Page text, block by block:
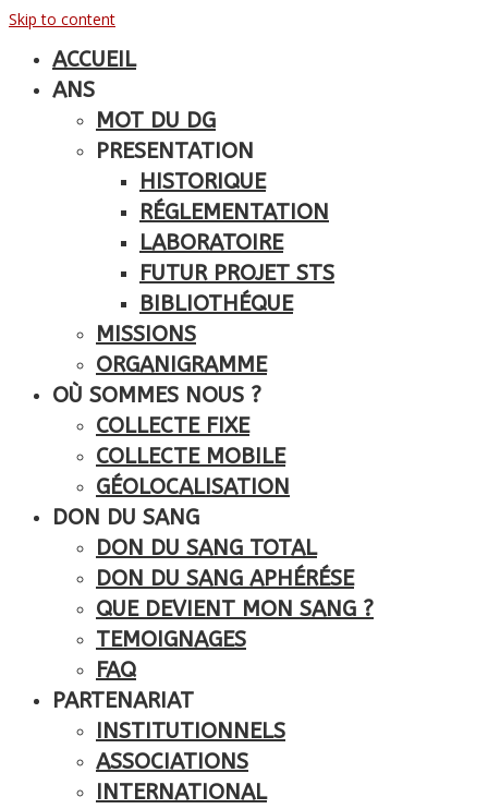
Skip to content
ACCUEIL
ANS
MOT DU DG
PRESENTATION
HISTORIQUE
RÉGLEMENTATION
LABORATOIRE
FUTUR PROJET STS
BIBLIOTHÉQUE
MISSIONS
ORGANIGRAMME
OÙ SOMMES NOUS ?
COLLECTE FIXE
COLLECTE MOBILE
GÉOLOCALISATION
DON DU SANG
DON DU SANG TOTAL
DON DU SANG APHÉRÉSE
QUE DEVIENT MON SANG ?
TEMOIGNAGES
FAQ
PARTENARIAT
INSTITUTIONNELS
ASSOCIATIONS
INTERNATIONAL